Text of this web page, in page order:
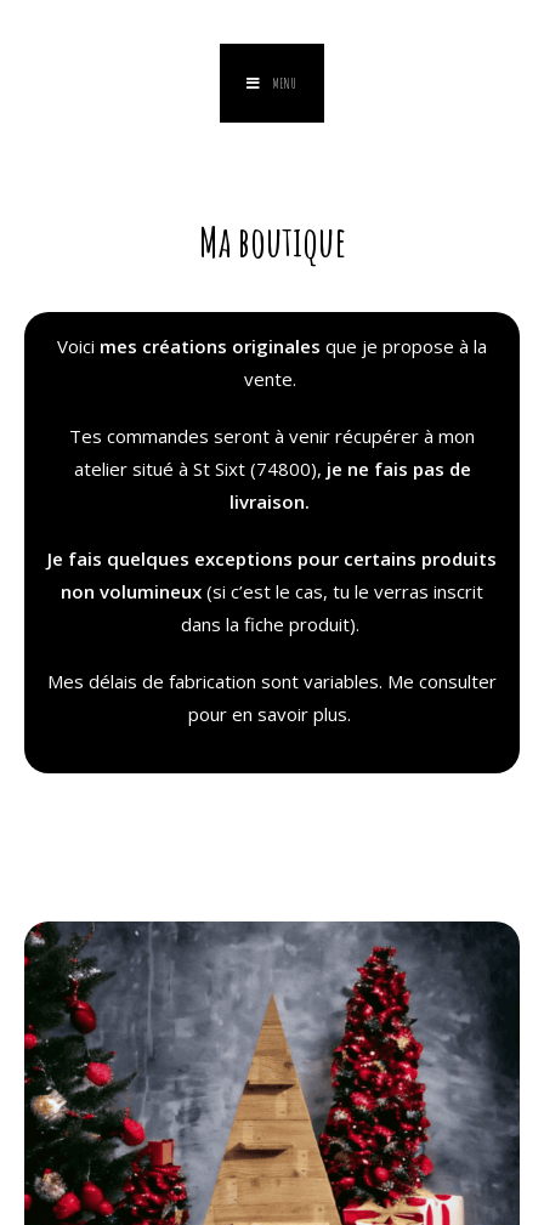
MENU
Ma boutique
Voici mes créations originales que je propose à la
vente.
Tes commandes seront à venir récupérer à mon
atelier situé à St Sixt (74800), je ne fais pas de
livraison.
Je fais quelques exceptions pour certains produits
non volumineux (si c’est le cas, tu le verras inscrit
dans la fiche produit).
Mes délais de fabrication sont variables. Me consulter
pour en savoir plus.